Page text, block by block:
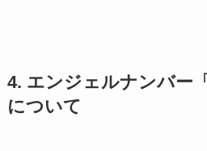
4. エンジェルナンバー
について